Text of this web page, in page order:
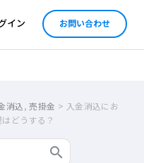
イン お問い合わせ
消込,売掛金 > 入金消込にお
どうする？